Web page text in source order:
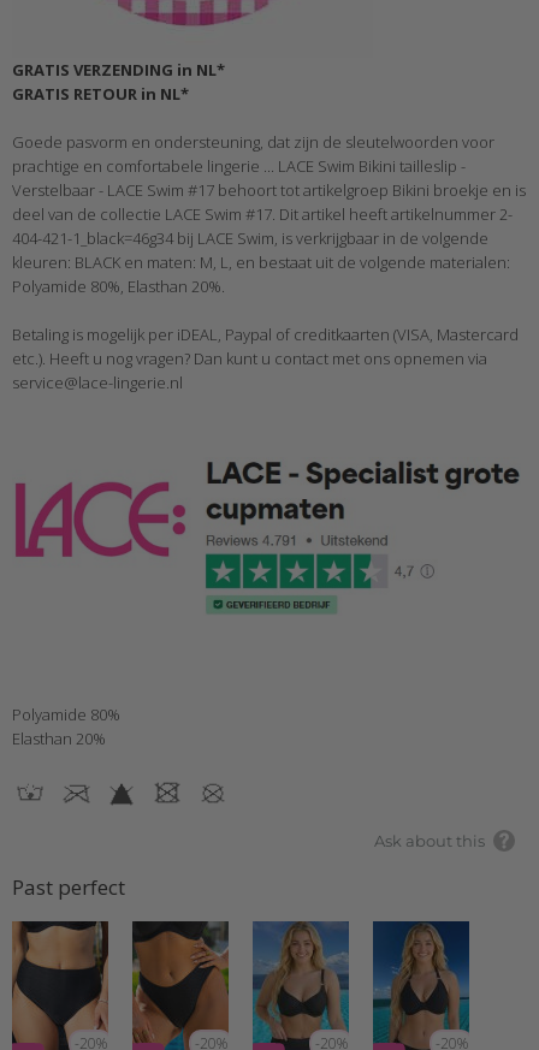
GRATIS VERZENDING in NL*
GRATIS RETOUR in NL*
Goede pasvorm en ondersteuning, dat zijn de sleutelwoorden voor
prachtige en comfortabele lingerie ... LACE Swim Bikini tailleslip -
Verstelbaar - LACE Swim #17 behoort tot artikelgroep Bikini broekje en is
deel van de collectie LACE Swim #17. Dit artikel heeft artikelnummer 2-
404-421-1_black=46g34 bij LACE Swim, is verkrijgbaar in de volgende
kleuren: BLACK en maten: M, L, en bestaat uit de volgende materialen:
Polyamide 80%, Elasthan 20%.
Betaling is mogelijk per iDEAL, Paypal of creditkaarten (VISA, Mastercard
etc.). Heeft u nog vragen? Dan kunt u contact met ons opnemen via
service@lace-lingerie.nl
Polyamide 80%
Elasthan 20%
Ask about this
Past perfect
-20% -20% -20% -20%